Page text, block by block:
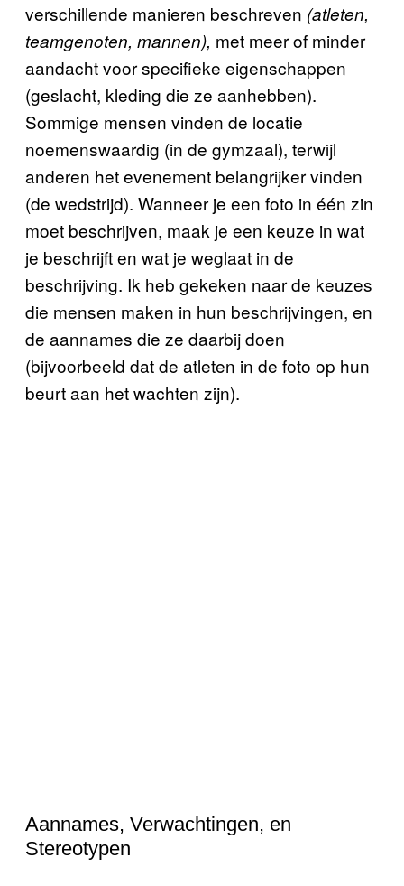
verschillende manieren beschreven (atleten,
teamgenoten, mannen), met meer of minder
aandacht voor specifieke eigenschappen
(geslacht, kleding die ze aanhebben).
Sommige mensen vinden de locatie
noemenswaardig (in de gymzaal), terwijl
anderen het evenement belangrijker vinden
(de wedstrijd). Wanneer je een foto in één zin
moet beschrijven, maak je een keuze in wat
je beschrijft en wat je weglaat in de
beschrijving. Ik heb gekeken naar de keuzes
die mensen maken in hun beschrijvingen, en
de aannames die ze daarbij doen
(bijvoorbeeld dat de atleten in de foto op hun
beurt aan het wachten zijn).
Aannames, Verwachtingen, en
Stereotypen